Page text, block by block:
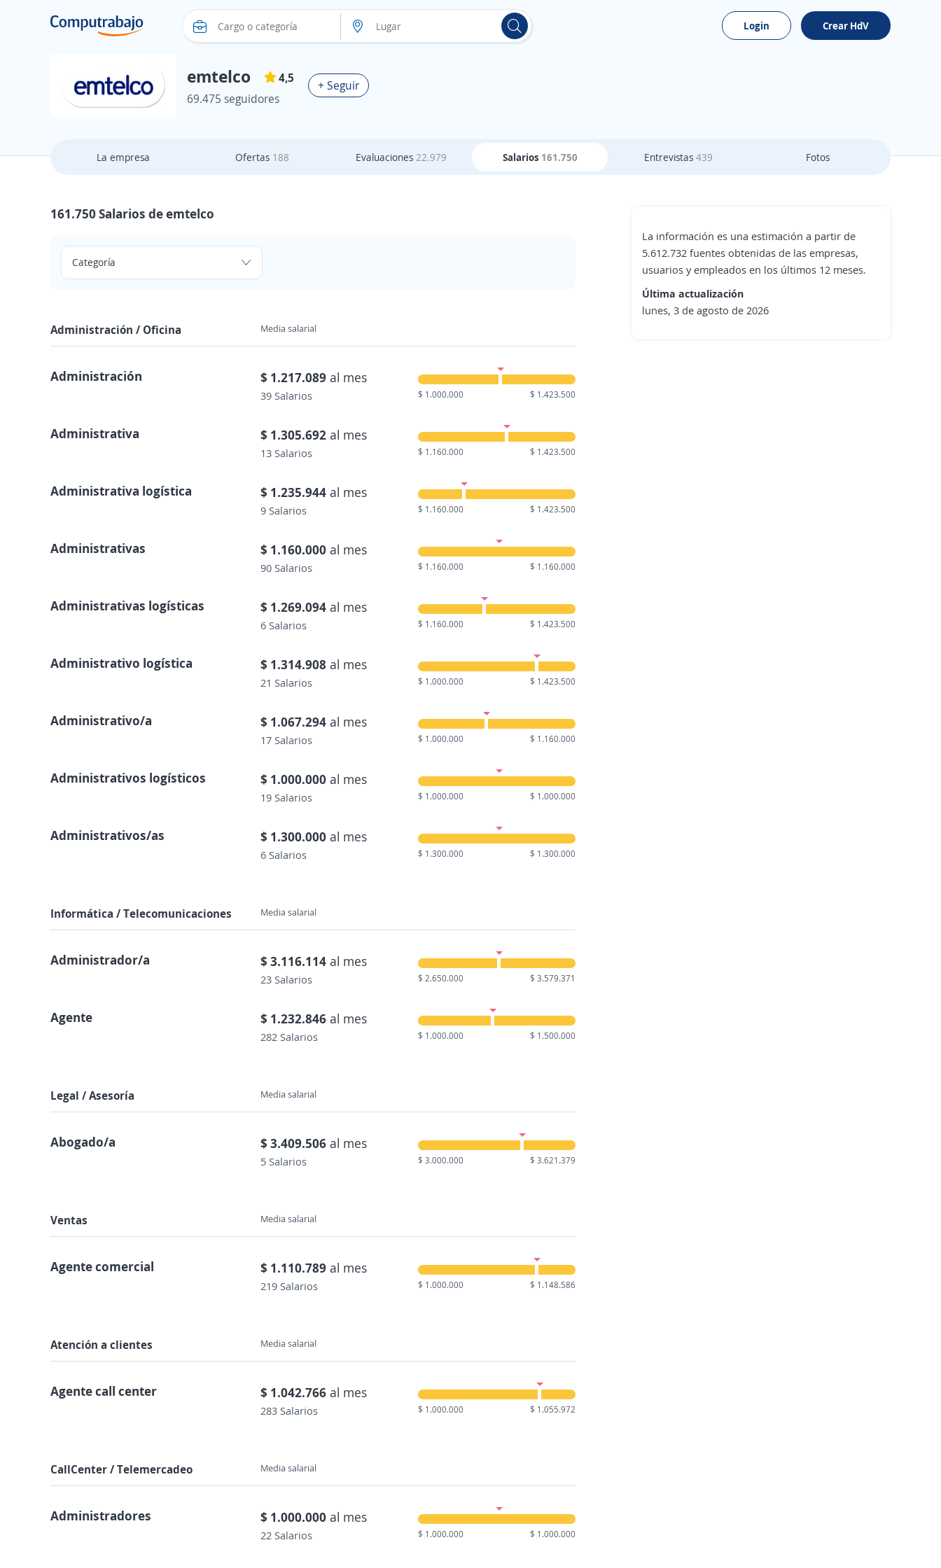
Login Crear HdV
emtelco
4,5
69.475 seguidores
+ Seguir
La empresa Ofertas 188 Evaluaciones 22.979 Salarios 161.750 Entrevistas439 Fotos
161.750 Salarios de emtelco
Administración / Oficina Media salarial
Administración $ 1.217.089 al mes
39 Salarios $ 1.000.000 $ 1.423.500
Administrativa $ 1.305.692 al mes
13 Salarios $ 1.160.000 $ 1.423.500
Administrativa logística $ 1.235.944 al mes
9 Salarios $ 1.160.000 $ 1.423.500
Administrativas $ 1.160.000 al mes
90 Salarios $ 1.160.000 $ 1.160.000
Administrativas logísticas $ 1.269.094 al mes
6 Salarios $ 1.160.000 $ 1.423.500
Administrativo logística $ 1.314.908 al mes
21 Salarios $ 1.000.000 $ 1.423.500
Administrativo/a $ 1.067.294 al mes
17 Salarios $ 1.000.000 $ 1.160.000
Administrativos logísticos $ 1.000.000 al mes
19 Salarios $ 1.000.000 $ 1.000.000
Administrativos/as $ 1.300.000 al mes
6 Salarios $ 1.300.000 $ 1.300.000
Informática / Telecomunicaciones Media salarial
Administrador/a $ 3.116.114 al mes
23 Salarios $ 2.650.000 $ 3.579.371
Agente $ 1.232.846 al mes
282 Salarios $ 1.000.000 $ 1.500.000
Legal / Asesoría Media salarial
Abogado/a $ 3.409.506 al mes
5 Salarios $ 3.000.000 $ 3.621.379
Ventas Media salarial
Agente comercial $ 1.110.789 al mes
219 Salarios $ 1.000.000 $ 1.148.586
Atención a clientes Media salarial
Agente call center $ 1.042.766 al mes
283 Salarios $ 1.000.000 $ 1.055.972
CallCenter / Telemercadeo Media salarial
Administradores $ 1.000.000 al mes
22 Salarios $ 1.000.000 $ 1.000.000
La información es una estimación a partir de
5.612.732 fuentes obtenidas de las empresas,
usuarios y empleados en los últimos 12 meses.
Última actualización
lunes, 3 de agosto de 2026